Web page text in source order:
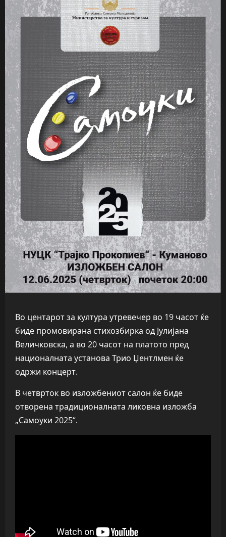
Во центарот за култура утревечер во 19 часот ќе
биде промовирана стихозбирка од Јулијана
Величковска, а во 20 часот на платото пред
националната установа Трио Џентлмен ќе
одржи концерт.
В четврток во изложбениот салон ќе биде
отворена традиционалната ликовна изложба
„Самоуки 2025“.